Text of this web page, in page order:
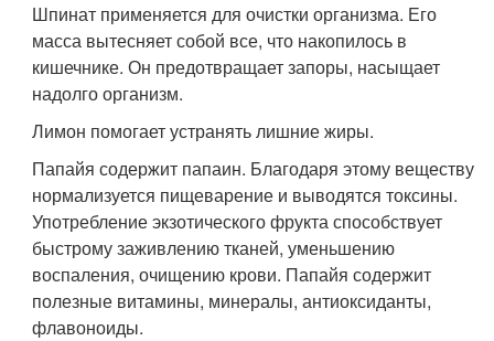
Шпинат применяется для очистки организма. Его
масса вытесняет собой все, что накопилось в
кишечнике. Он предотвращает запоры, насыщает
надолго организм.
Лимон помогает устранять лишние жиры.
Папайя содержит папаин. Благодаря этому веществу
нормализуется пищеварение и выводятся токсины.
Употребление экзотического фрукта способствует
быстрому заживлению тканей, уменьшению
воспаления, очищению крови. Папайя содержит
полезные витамины, минералы, антиоксиданты,
флавоноиды.